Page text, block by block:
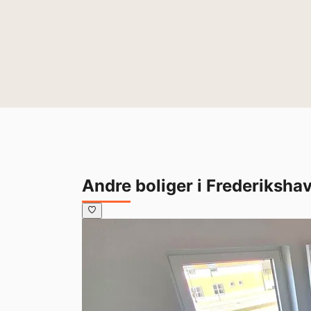
Andre boliger i